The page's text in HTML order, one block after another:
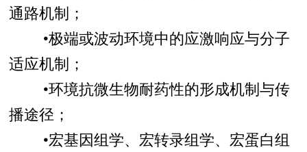
通路机制；
•极端或波动环境中的应激响应与分子
适应机制；
•环境抗微生物耐药性的形成机制与传
播途径；
•宏基因组学、宏转录组学、宏蛋白组